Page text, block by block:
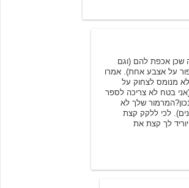
שכן אכפת להם (וגם
על אצבע אחת). אמרו
מנומס לצחוק על
בטח לא צריכה לספר
שלך לא
לכי ללקק קצת
יוריד לך קצת את